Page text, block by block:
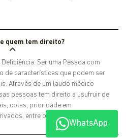
e quem tem direito?
Ser uma Pessoa com
de características que podem ser
Através de um laudo médico
pessoas tem direito a usufruir de
cotas, prioridade em
entre outros.
WhatsApp